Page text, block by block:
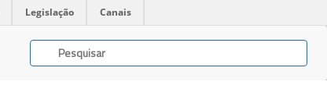
Legislação Canais